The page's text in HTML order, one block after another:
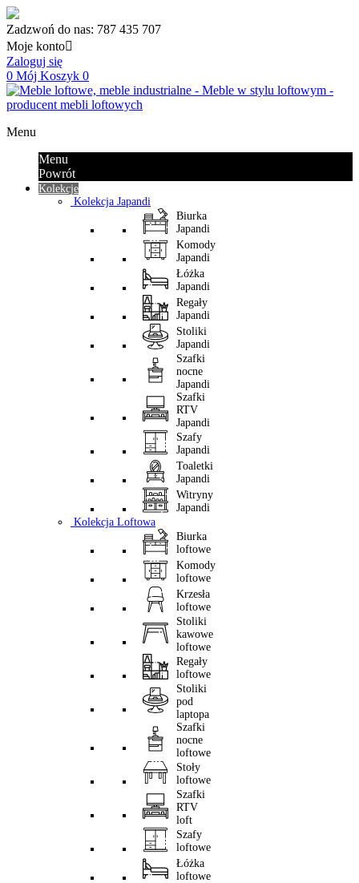
Zadzwoń do nas: 787 435 707
Moje konto
Zaloguj się
0 Mój Koszyk 0
Menu
Menu
Powrót
Kolekcje
Kolekcja Japandi
Biurka
Japandi
Komody
Japandi
Łóżka
Japandi
Regały
Japandi
Stoliki
Japandi
Szafki
nocne
Japandi
Szafki
RTV
Japandi
Szafy
Japandi
Toaletki
Japandi
Witryny
Japandi
Kolekcja Loftowa
Biurka
loftowe
Komody
loftowe
Krzesła
loftowe
Stoliki
kawowe
loftowe
Regały
loftowe
Stoliki
pod
laptopa
Szafki
nocne
loftowe
Stoły
loftowe
Szafki
RTV
loft
Szafy
loftowe
Łóżka
loftowe